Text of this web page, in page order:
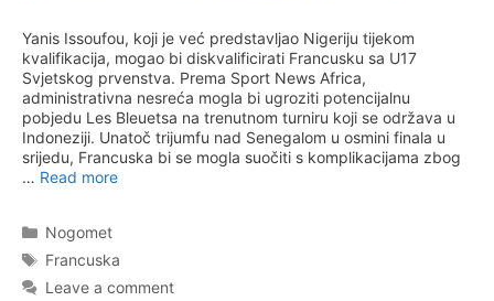
Yanis Issoufou, koji je već predstavljao Nigeriju tijekom
kvalifikacija, mogao bi diskvalificirati Francusku sa U17
Svjetskog prvenstva. Prema Sport News Africa,
administrativna nesreća mogla bi ugroziti potencijalnu
pobjedu Les Bleuetsa na trenutnom turniru koji se održava u
Indoneziji. Unatoč trijumfu nad Senegalom u osmini finala u
srijedu, Francuska bi se mogla suočiti s komplikacijama zbog
… Read more
Categories
Nogomet
Tags
Francuska
Leave a comment